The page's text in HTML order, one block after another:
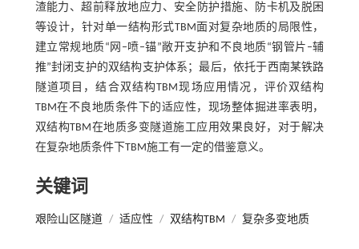
渣能力、超前释放地应力、安全防护措施、防卡机及脱困
等设计，针对单一结构形式TBM面对复杂地质的局限性，
建立常规地质“网–喷–锚”敞开支护和不良地质“钢管片–辅
推”封闭支护的双结构支护体系；最后，依托于西南某铁路
隧道项目，结合双结构TBM现场应用情况，评价双结构
TBM在不良地质条件下的适应性，现场整体掘进率表明，
双结构TBM在地质多变隧道施工应用效果良好，对于解决
在复杂地质条件下TBM施工有一定的借鉴意义。
关键词
艰险山区隧道 / 适应性 / 双结构TBM / 复杂多变地质